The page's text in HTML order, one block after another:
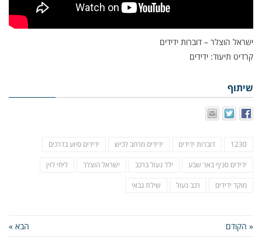
ישראל הוצלר – דוברות ידידים
קרדיט תיעוד: ידידים
שיתוף
1230 דוברות ידידים ידידים מרחב לכיש ידידים סיוע בדרכים
ידידים סניף באר שבע ילד נעול ברכב ישראל הוצלר ליחי לוין
מוקד ידידים רכב נעול שילת גבאי
« הקודם הבא »